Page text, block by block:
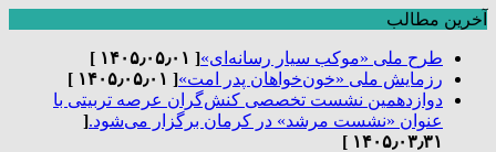
آخرین مطالب
طرح ملی «موکب سیار رسانه‌ای»[ ۱۴۰۵٫۰۵٫۰۱ ]
رزمایش ملی «خون‌خواهان پدر امت»[ ۱۴۰۵٫۰۵٫۰۱ ]
دوازدهمین نشست تخصصی کنش‌گران عرصه تربیتی با
عنوان «نشست مرشد» در کرمان برگزار می‌شود.[
۱۴۰۵٫۰۳٫۳۱ ]